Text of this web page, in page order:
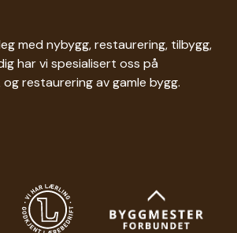
med nybygg, restaurering, tilbygg,
har vi spesialisert oss på
restaurering av gamle bygg.